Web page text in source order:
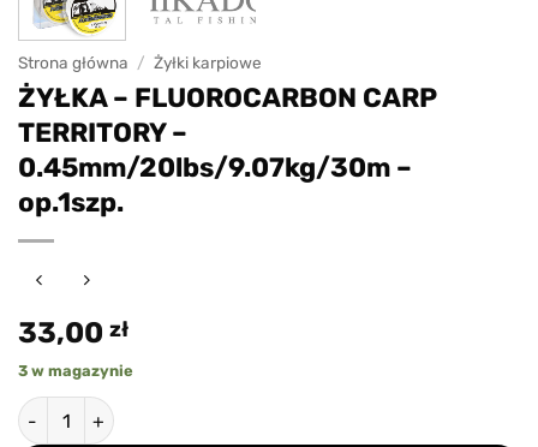
Strona główna / Żyłki karpiowe
ŻYŁKA – FLUOROCARBON CARP
TERRITORY –
0.45mm/20lbs/9.07kg/30m –
op.1szp.
33,00 zł
3 w magazynie
ilość ŻYŁKA - FLUOROCARBON CARP TERRITORY -